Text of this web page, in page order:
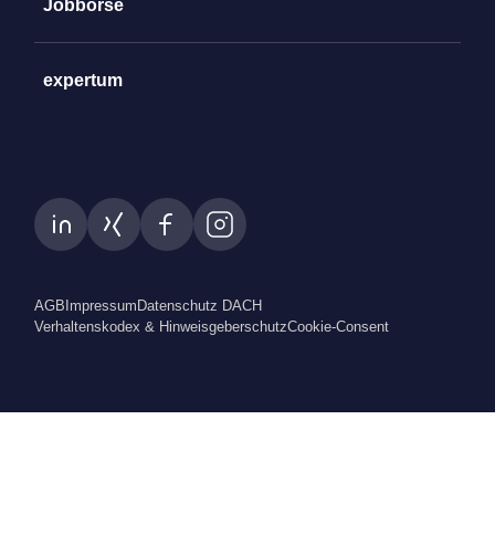
Jobbörse
expertum
AGB Impressum Datenschutz DACH
Verhaltenskodex & HinweisgeberschutzCookie-Consent